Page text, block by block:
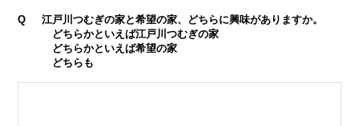
Q
江戸川つむぎの家と希望の家、どちらに興味がありますか。
どちらかといえば江戸川つむぎの家
どちらかといえば希望の家
どちらも